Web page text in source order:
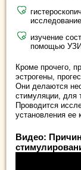
изучение
помощью
Кроме прочего,
эстрогены,
Они делаются
стимуляции, для
Проводится
установления ее
Видео: